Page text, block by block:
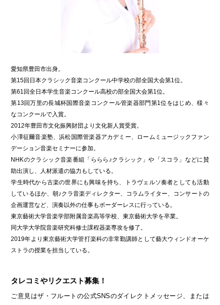
愛知県豊田市出身。
第15回日本クラシック音楽コンクール中学校の部全国大会第1位。
第61回全日本学生音楽コンクール高校の部全国大会第1位。
第13回万里の長城杯国際音楽コンクール管楽器部門第1位をはじめ、様々
なコンクールで入賞。
2012年豊田市文化振興財団より文化新人賞受賞。
小澤征爾音楽塾、浜松国際管楽器アカデミー、ロームミュージックファン
デーション音楽セミナーに参加。
NHKのクラシック音楽番組「ららら♪クラシック」や「スコラ」などに賛
助出演し、人材派遣の協力もしている。
学生時代から古楽の世界にも興味を持ち、トラヴェルソ奏者としても活動
しているほか、朝♪クラ音楽ディレクター、コラムライター、コンサートの
企画運営など、演奏以外の仕事もボーダーレスに行っている。
東京藝術大学音楽学部附属音楽高等学校、東京藝術大学を卒業。
同大学大学院音楽研究科修士課程器楽専攻を修了。
2019年より東京藝術大学管打楽科の非常勤講師として藝大ウィンドオーケ
ストラの授業を担当している。
タレコミやリクエスト募集！
ご意見はザ・フルートの公式SNSのダイレクトメッセージ、または